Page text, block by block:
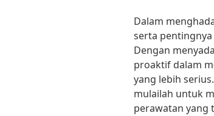
Dalam
serta
Dengan
proaktif dalam
yang lebih
mulailah untuk
perawatan yang